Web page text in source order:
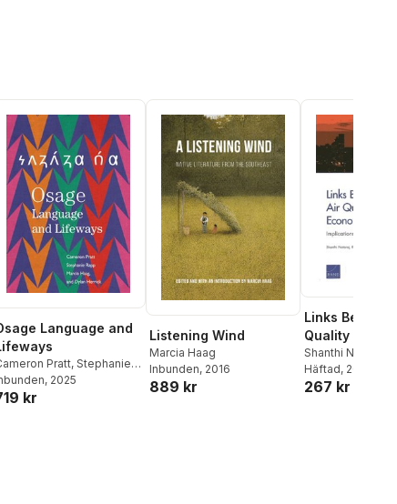
Language and
Pratt, Stephanie
,Marcia Haag
, 2025
kr
Listening Wind
Marcia Haag
Inbunden, 2016
889 kr
Links
Quality and
Growth
Shanthi Nataraj
Chari,Amy
Henry Willis
Häftad, 2014
267 kr